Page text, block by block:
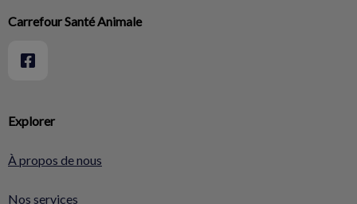
Explorer
À propos de nous
Nos services
Carrefour Santé Animale